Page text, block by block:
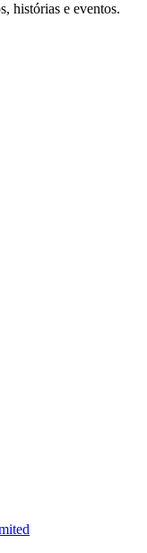
histórias e eventos.